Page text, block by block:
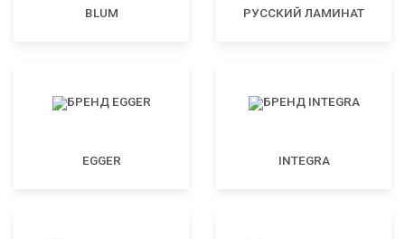
BLUM РУССКИЙ ЛАМИНАТ
EGGER INTEGRA